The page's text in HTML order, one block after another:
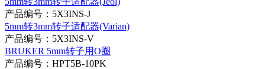
产品编号：5X3INS-J
5mm转3mm转子适配器(Varian)
产品编号：5X3INS-V
BRUKER 5mm转子用O圈
产品编号：HPT5B-10PK